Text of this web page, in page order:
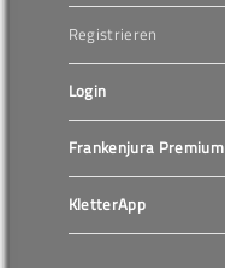
Registrieren
Login
Frankenjura Premium
KletterApp